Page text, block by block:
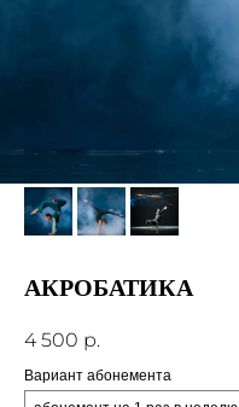
АКРОБАТИКА
4 500 р.
Вариант абонемента